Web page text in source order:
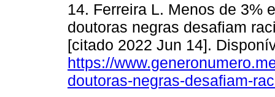
14. Ferreira L. Menos de 3%
doutoras negras desafiam
[citado 2022 Jun 14].
https://
doutoras-negras-desafiam-